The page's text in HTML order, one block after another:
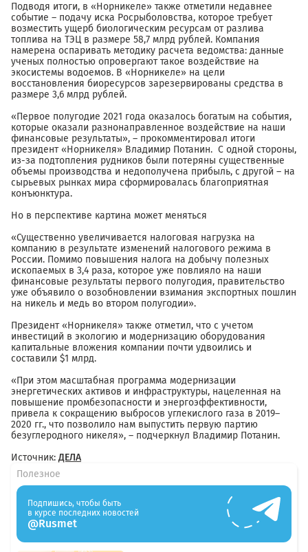
Подводя итоги, в «Норникеле» также отметили недавнее
событие – подачу иска Росрыболовства, которое требует
возместить ущерб биологическим ресурсам от разлива
топлива на ТЭЦ в размере 58,7 млрд рублей. Компания
намерена оспаривать методику расчета ведомства: данные
ученых полностью опровергают такое воздействие на
экосистемы водоемов. В «Норникеле» на цели
восстановления биоресурсов зарезервированы средства в
размере 3,6 млрд рублей.
«Первое полугодие 2021 года оказалось богатым на события,
которые оказали разнонаправленное воздействие на наши
финансовые результаты», – прокомментировал итоги
президент «Норникеля» Владимир Потанин. С одной стороны,
из-за подтопления рудников были потеряны существенные
объемы производства и недополучена прибыль, с другой – на
сырьевых рынках мира сформировалась благоприятная
конъюнктура.
Но в перспективе картина может меняться
«Существенно увеличивается налоговая нагрузка на
компанию в результате изменений налогового режима в
России. Помимо повышения налога на добычу полезных
ископаемых в 3,4 раза, которое уже повлияло на наши
финансовые результаты первого полугодия, правительство
уже объявило о возобновлении взимания экспортных пошлин
на никель и медь во втором полугодии».
Президент «Норникеля» также отметил, что с учетом
инвестиций в экологию и модернизацию оборудования
капитальные вложения компании почти удвоились и
составили $1 млрд.
«При этом масштабная программа модернизации
энергетических активов и инфраструктуры, нацеленная на
повышение промбезопасности и энергоэффективности,
привела к сокращению выбросов углекислого газа в 2019–
2020 гг., что позволило нам выпустить первую партию
безуглеродного никеля», – подчеркнул Владимир Потанин.
Источник:ДЕЛА
Полезное
Подпишись, чтобы быть
в курсе последних новостей
@Rusmet